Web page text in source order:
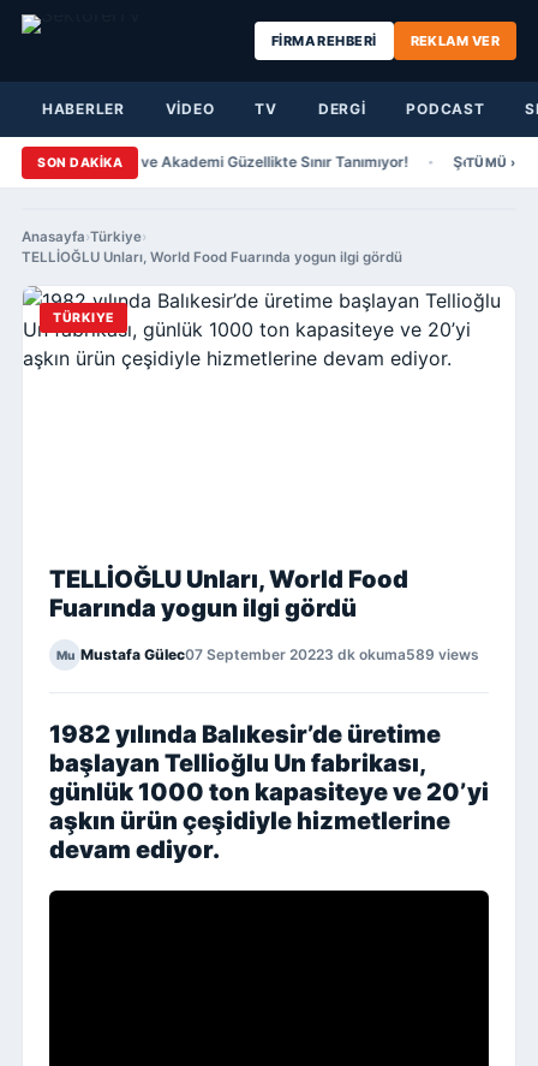
FİRMA REHBERİ REKLAM VER
HABERLER VİDEO TV DERGİ PODCAST
SON DAKİKA
Saç Tasarım ve Akademi Güzellikte Sınır Tanımıyor! Şenol
TÜMÜ ›
Anasayfa›Türkiye›
TELLİOĞLU Unları, World Food Fuarında yogun ilgi gördü
TÜRKIYE
TELLİOĞLU Unları, World Food
Fuarında yogun ilgi gördü
Mu Mustafa Gülec07 September 20223 dk okuma589 views
1982 yılında Balıkesir’de üretime
başlayan Tellioğlu Un fabrikası,
günlük 1000 ton kapasiteye ve 20’yi
aşkın ürün çeşidiyle hizmetlerine
devam ediyor.